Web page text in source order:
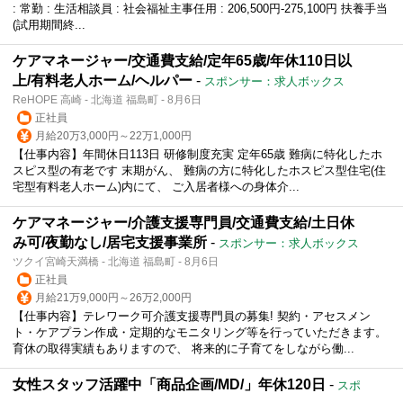
: 常勤 : 生活相談員 : 社会福祉主事任用 : 206,500円-275,100円 扶養手当
(試用期間終...
ケアマネージャー/交通費支給/定年65歳/年休110日以
上/有料老人ホーム/ヘルパー - スポンサー：求人ボックス
ReHOPE 高崎 - 北海道 福島町 - 8月6日
正社員
月給20万3,000円～22万1,000円
【仕事内容】年間休日113日 研修制度充実 定年65歳 難病に特化したホ
スピス型の有老です 末期がん、 難病の方に特化したホスピス型住宅(住
宅型有料老人ホーム)内にて、 ご入居者様への身体介...
ケアマネージャー/介護支援専門員/交通費支給/土日休
み可/夜勤なし/居宅支援事業所 - スポンサー：求人ボックス
ツクイ宮崎天満橋 - 北海道 福島町 - 8月6日
正社員
月給21万9,000円～26万2,000円
【仕事内容】テレワーク可介護支援専門員の募集! 契約・アセスメン
ト・ケアプラン作成・定期的なモニタリング等を行っていただきます。
育休の取得実績もありますので、 将来的に子育てをしながら働...
女性スタッフ活躍中「商品企画/MD/」年休120日 - スポ